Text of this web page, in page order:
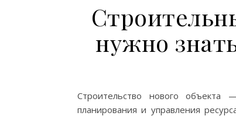
нужно
Строительство нового
планирования и управления